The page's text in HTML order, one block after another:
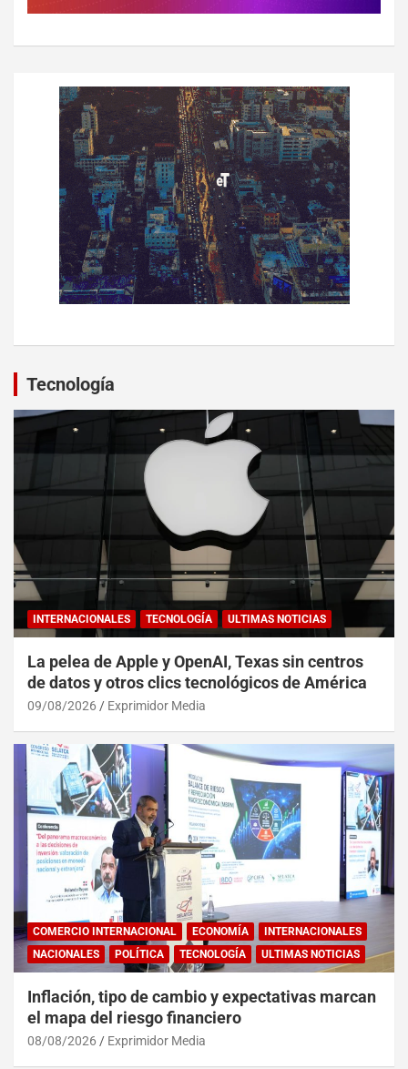
Tecnología
INTERNACIONALES TECNOLOGÍA ULTIMAS NOTICIAS
La pelea de Apple y OpenAI, Texas sin centros
de datos y otros clics tecnológicos de América
09/08/2026 Exprimidor Media
COMERCIO INTERNACIONAL ECONOMÍA
INTERNACIONALES
NACIONALES
POLÍTICA TECNOLOGÍA ULTIMAS NOTICIAS
Inflación, tipo de cambio y expectativas marcan
el mapa del riesgo financiero
08/08/2026 Exprimidor Media